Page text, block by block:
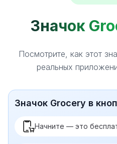
Значок
Посмотрите, как этот
реальных
Значок Grocery в
Начните — это